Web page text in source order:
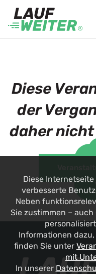
Diese
der
daher
Diese
verbesserte
Neben
Sie zustimmen –
Informationen
finden Sie unter
mit
In unserer